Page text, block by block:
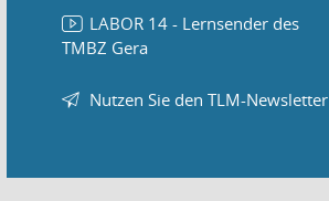
LABOR 14 - Lernsender des
TMBZ Gera
Nutzen Sie den TLM-Newsletter